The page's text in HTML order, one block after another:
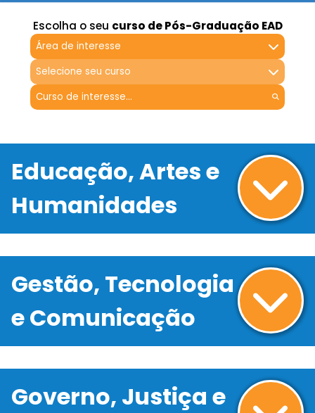
Escolha o seu curso de Pós-Graduação EAD
Área de interesse
Selecione seu curso
Educação, Artes e
Humanidades
Gestão, Tecnologia
e Comunicação
Governo, Justiça e